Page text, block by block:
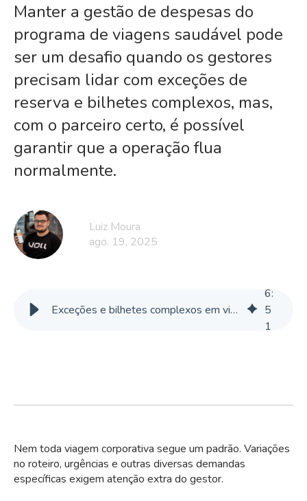
Manter a gestão de despesas do
programa de viagens saudável pode
ser um desafio quando os gestores
precisam lidar com exceções de
reserva e bilhetes complexos, mas,
com o parceiro certo, é possível
garantir que a operação flua
normalmente.
Luiz Moura
ago. 19, 2025
Exceções e bilhetes complexos em viagens corporativas: políticas de aprovação
6:
5
1
Nem toda viagem corporativa segue um padrão. Variações
no roteiro, urgências e outras diversas demandas
específicas exigem atenção extra do gestor.